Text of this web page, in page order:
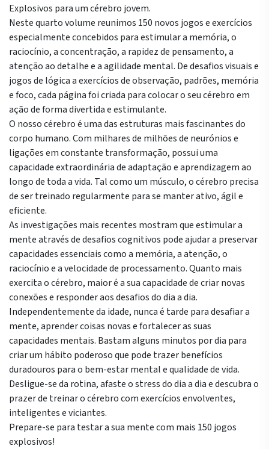
Jovem
Explosivos para um cérebro jovem.
Neste quarto volume reunimos 150 novos jogos e exercícios
especialmente concebidos para estimular a memória, o
raciocínio, a concentração, a rapidez de pensamento, a
atenção ao detalhe e a agilidade mental. De desafios visuais e
jogos de lógica a exercícios de observação, padrões, memória
e foco, cada página foi criada para colocar o seu cérebro em
ação de forma divertida e estimulante.
O nosso cérebro é uma das estruturas mais fascinantes do
corpo humano. Com milhares de milhões de neurónios e
ligações em constante transformação, possui uma
capacidade extraordinária de adaptação e aprendizagem ao
longo de toda a vida. Tal como um músculo, o cérebro precisa
de ser treinado regularmente para se manter ativo, ágil e
eficiente.
As investigações mais recentes mostram que estimular a
mente através de desafios cognitivos pode ajudar a preservar
capacidades essenciais como a memória, a atenção, o
raciocínio e a velocidade de processamento. Quanto mais
exercita o cérebro, maior é a sua capacidade de criar novas
conexões e responder aos desafios do dia a dia.
Independentemente da idade, nunca é tarde para desafiar a
mente, aprender coisas novas e fortalecer as suas
capacidades mentais. Bastam alguns minutos por dia para
criar um hábito poderoso que pode trazer benefícios
duradouros para o bem-estar mental e qualidade de vida.
Desligue-se da rotina, afaste o stress do dia a dia e descubra o
prazer de treinar o cérebro com exercícios envolventes,
inteligentes e viciantes.
Prepare-se para testar a sua mente com mais 150 jogos
explosivos!